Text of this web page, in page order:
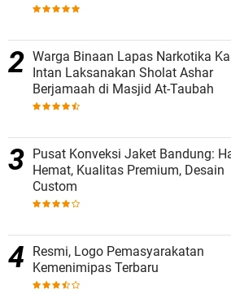
Warga Binaan Lapas Narkotika
Intan Laksanakan Sholat Ashar
Berjamaah di Masjid At-Taubah
Pusat Konveksi Jaket Bandung:
Hemat, Kualitas Premium, Desain
Custom
Resmi, Logo Pemasyarakatan
Kemenimipas Terbaru